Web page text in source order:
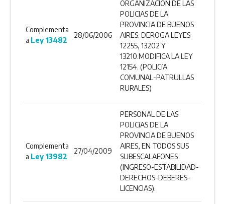
Complementa
a Ley 13482
28/06/2006
ORGANIZACION DE LAS
POLICIAS DE LA
PROVINCIA DE BUENOS
AIRES. DEROGA LEYES
12255, 13202 Y
13210.MODIFICA LA LEY
12154. (POLICíA
COMUNAL-PATRULLAS
RURALES)
Complementa
a Ley 13982
27/04/2009
PERSONAL DE LAS
POLICíAS DE LA
PROVINCIA DE BUENOS
AIRES, EN TODOS SUS
SUBESCALAFONES
(INGRESO-ESTABILIDAD-
DERECHOS-DEBERES-
LICENCIAS).